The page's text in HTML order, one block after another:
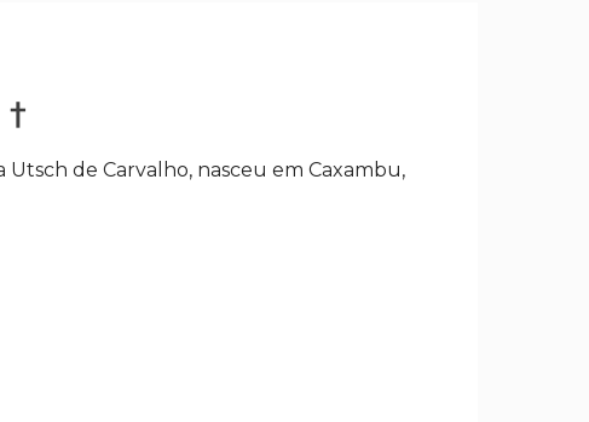
†
de Carvalho, nasceu em Caxambu,